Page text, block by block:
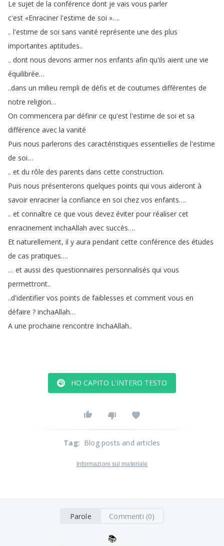
Le sujet de la conférence dont je vais vous parler
c'est «Enraciner l'estime de soi »….
.. l'estime de soi sans vanité représente une des plus
importantes aptitudes..
.. dont nous devons armer nos enfants afin qu'ils aient une vie
équilibrée…
..dans un milieu rempli de défis et de coutumes différentes de
notre religion…
On commencera par définir ce qu'est l'estime de soi et sa
différence avec la vanité
Puis nous parlerons des caractéristiques essentielles de l'estime
de soi…
.. et du rôle des parents dans cette construction.
Puis nous présenterons quelques points qui vous aideront à
savoir enraciner la confiance en soi chez vos enfants….
.. et connaître ce que vous devez éviter pour réaliser cet
enracinement inchaAllah avec succès….
Et naturellement, il y aura pendant cette conférence des études
de cas pratiques….
… et aussi des questionnaires personnalisés qui vous
permettront..
..d'identifier vos points de faiblesses et comment vous en
défaire ? inchaAllah…
A une prochaine rencontre InchaAllah..
HO CAPITO L'INTERO TESTO
Tag: Blog posts and articles
Informazioni sul materiale
Parole Commenti (0)
📚